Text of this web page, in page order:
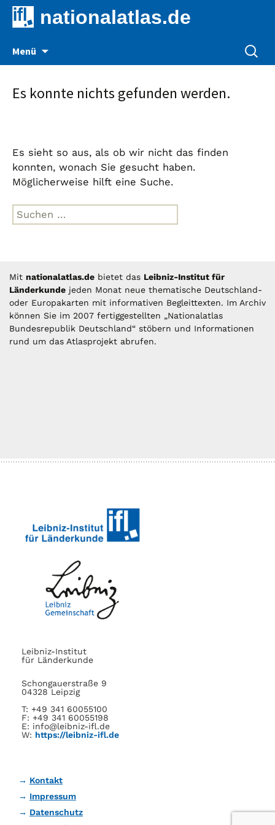
nationalatlas.de
Menü
Suche
nach:
Es konnte nichts gefunden werden.
Es sieht so aus, als ob wir nicht das finden
konnten, wonach Sie gesucht haben.
Möglicherweise hilft eine Suche.
Suche
nach:
Mit nationalatlas.de bietet das Leibniz-Institut für
Länderkunde jeden Monat neue thematische Deutschland-
oder Europakarten mit informativen Begleittexten. Im Archiv
können Sie im 2007 fertiggestellten „Nationalatlas
Bundesrepublik Deutschland“ stöbern und Informationen
rund um das Atlasprojekt abrufen.
Leibniz-Institut
für Länderkunde
Schongauerstraße 9
04328 Leipzig
T: +49 341 60055100
F: +49 341 60055198
E: info@leibniz-ifl.de
W: https://leibniz-ifl.de
Kontakt
Impressum
Datenschutz